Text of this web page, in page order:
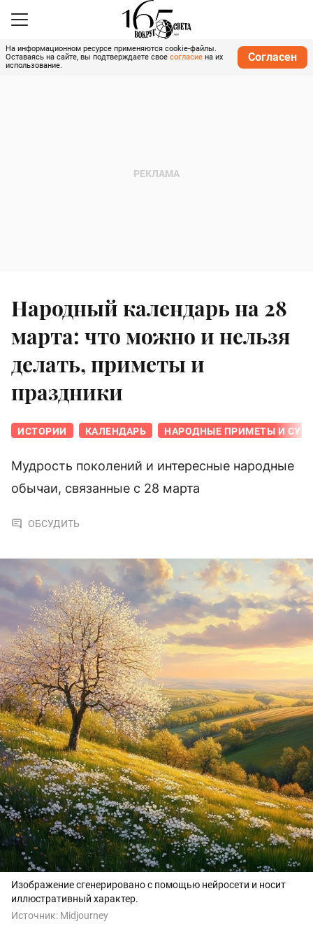
На информационном ресурсе применяются cookie-файлы.
Оставаясь на сайте, вы подтверждаете свое согласие на их
использование.
Согласен
Народный календарь на 28
марта: что можно и нельзя
делать, приметы и
праздники
ИСТОРИИ КАЛЕНДАРЬ НАРОДНЫЕ ПРИМЕТЫ И
Мудрость поколений и интересные народные
обычаи, связанные с 28 марта
ОБСУДИТЬ
Изображение сгенерировано с помощью нейросети и носит
иллюстративный характер.
Источник: Midjourney